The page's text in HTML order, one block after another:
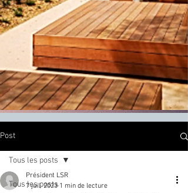
Post
Tous les posts
Tous les posts
Président LSR
7 juil. 2023 1 min de lecture